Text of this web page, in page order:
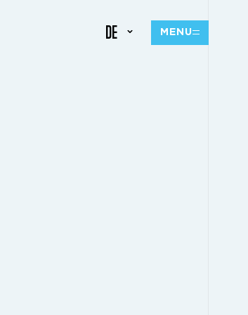
DE MENU